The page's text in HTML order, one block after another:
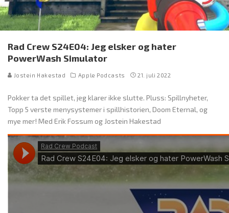
Rad Crew S24E04: Jeg elsker og hater
PowerWash Simulator
Jostein Hakestad Apple Podcasts 21. juli 2022
Pokker ta det spillet, jeg klarer ikke slutte. Pluss: Spillnyheter,
Topp 5 verste menysystemer i spillhistorien, Doom Eternal, og
mye mer! Med Erik Fossum og Jostein Hakestad